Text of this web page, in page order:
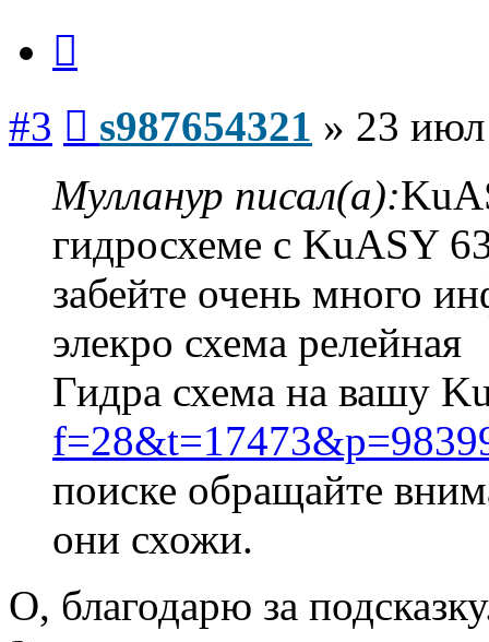
#3 s987654321 » 23
Мулланур писал(а):
гидросхеме с KuASY
забейте очень много
элекро схема релейная
Гидра схема на вашу
поиске обращайте
они схожи.
О, благодарю за